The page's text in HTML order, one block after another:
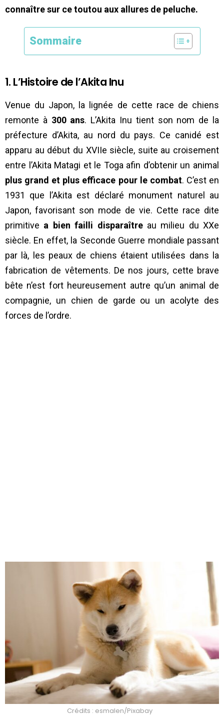
connaître sur ce toutou aux allures de peluche.
Sommaire
1. L’Histoire de l’Akita Inu
Venue du Japon, la lignée de cette race de chiens
remonte à 300 ans. L’Akita Inu tient son nom de la
préfecture d’Akita, au nord du pays. Ce canidé est
apparu au début du XVIIe siècle, suite au croisement
entre l’Akita Matagi et le Toga afin d’obtenir un animal
plus grand et plus efficace pour le combat. C’est en
1931 que l’Akita est déclaré monument naturel au
Japon, favorisant son mode de vie. Cette race dite
primitive a bien failli disparaîtreau milieu du XXe
siècle. En effet, la Seconde Guerre mondiale passant
par là, les peaux de chiens étaient utilisées dans la
fabrication de vêtements. De nos jours, cette brave
bête n’est fort heureusement autre qu’un animal de
compagnie, un chien de garde ou un acolyte des
forces de l’ordre.
Crédits : esmalen/Pixabay